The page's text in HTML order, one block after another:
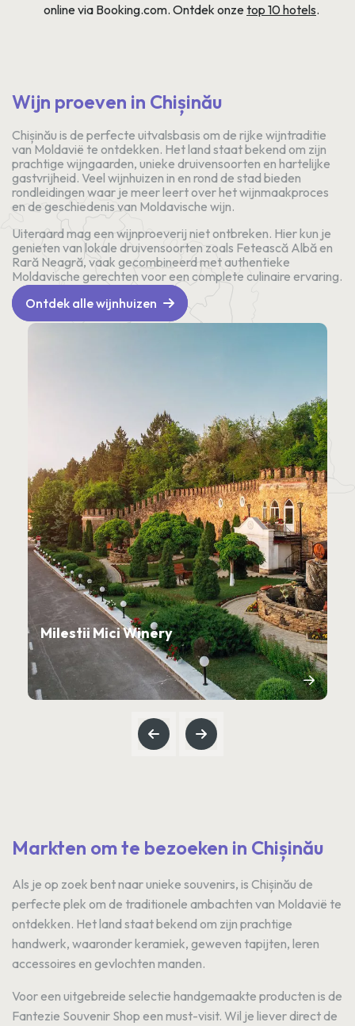
online via Booking.com. Ontdek onze top 10 hotels.
Wijn proeven in Chișinău
Chișinău is de perfecte uitvalsbasis om de rijke wijntraditie
van Moldavië te ontdekken. Het land staat bekend om zijn
prachtige wijngaarden, unieke druivensoorten en hartelijke
gastvrijheid. Veel wijnhuizen in en rond de stad bieden
rondleidingen waar je meer leert over het wijnmaakproces
en de geschiedenis van Moldavische wijn.
Uiteraard mag een wijnproeverij niet ontbreken. Hier kun je
genieten van lokale druivensoorten zoals Fetească Albă en
Rară Neagră, vaak gecombineerd met authentieke
Moldavische gerechten voor een complete culinaire ervaring.
Ontdek alle wijnhuizen
Milestii Mici Winery
Markten om te bezoeken in Chișinău
Als je op zoek bent naar unieke souvenirs, is Chișinău de
perfecte plek om de traditionele ambachten van Moldavië te
ontdekken. Het land staat bekend om zijn prachtige
handwerk, waaronder keramiek, geweven tapijten, leren
accessoires en gevlochten manden.
Voor een uitgebreide selectie handgemaakte producten is de
Fantezie Souvenir Shop een must-visit. Wil je liever direct de